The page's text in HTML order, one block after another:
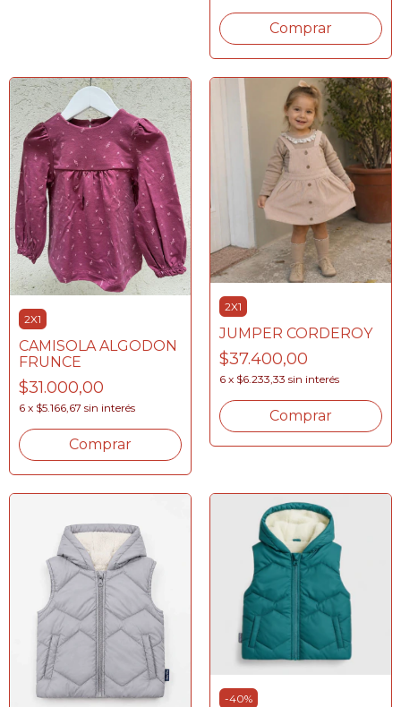
Comprar
2X1
CAMISOLA ALGODON
FRUNCE
$31.000,00
6 x $5.166,67 sin interés
Comprar
2X1
JUMPER CORDEROY
$37.400,00
6 x $6.233,33 sin interés
Comprar
-40%